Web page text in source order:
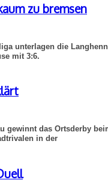
zu bremsen
unterlagen die
mit 3:6.
gewinnt das Ortsderby
in der